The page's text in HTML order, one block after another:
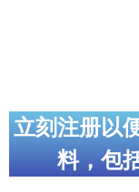
立刻注册以
料，包